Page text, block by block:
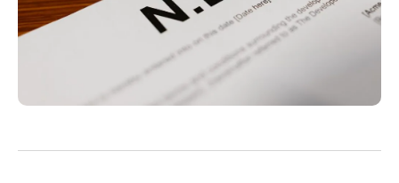
mini akademie
Fakturační poradna